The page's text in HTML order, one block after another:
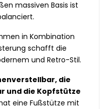
massiven Basis ist
in Kombination
schafft die
und Retro-Stil.
die
und die Kopfstütze
eine Fußstütze mit